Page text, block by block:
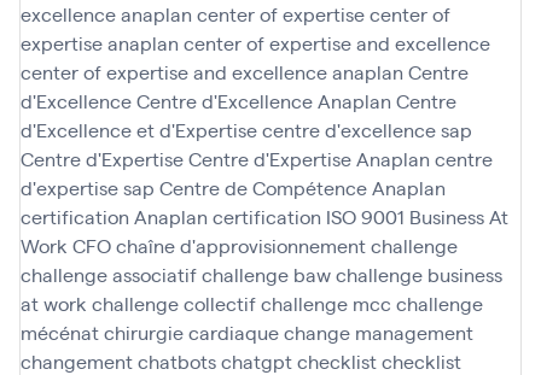
excellence anaplan center of expertisecenter of
expertise anaplan center of expertise and excellence
center of expertise and excellence anaplan Centre
d'ExcellenceCentre d'Excellence Anaplan Centre
d'Excellence et d'Expertisecentre d'excellence sap
Centre d'ExpertiseCentre d'Expertise Anaplan centre
d'expertise sap Centre de Compétence Anaplan
certification Anaplan certification ISO 9001 Business At
Work CFOchaîne d'approvisionnementchallenge
challenge associatifchallenge bawchallenge business
at work challenge collectifchallenge mcc challenge
mécénat chirurgie cardiaquechange management
changementchatbotschatgptchecklistchecklist